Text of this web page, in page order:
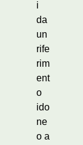
i
da
un
rife
rim
ent
o
ido
ne
o a